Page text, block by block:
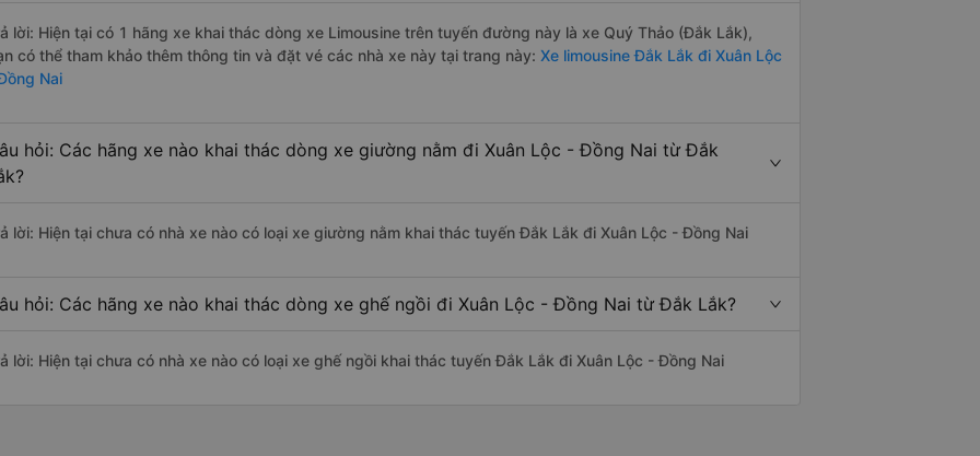
lời: Hiện tại có 1 hãng xe khai thác dòng xe Limousine trên tuyến đường này là xe Quý Thảo (Đắk Lắk),
có thể tham khảo thêm thông tin và đặt vé các nhà xe này tại trang này: Xe limousine Đắk Lắk đi Xuân Lộc
Nai
hỏi: Các hãng xe nào khai thác dòng xe giường nằm đi Xuân Lộc - Đồng Nai từ Đắk
lời: Hiện tại chưa có nhà xe nào có loại xe giường nằm khai thác tuyến Đắk Lắk đi Xuân Lộc - Đồng Nai
hỏi: Các hãng xe nào khai thác dòng xe ghế ngồi đi Xuân Lộc - Đồng Nai từ Đắk Lắk?
lời: Hiện tại chưa có nhà xe nào có loại xe ghế ngồi khai thác tuyến Đắk Lắk đi Xuân Lộc - Đồng Nai